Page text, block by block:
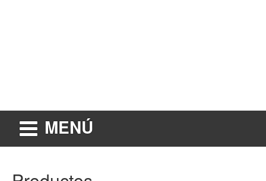
MENÚ